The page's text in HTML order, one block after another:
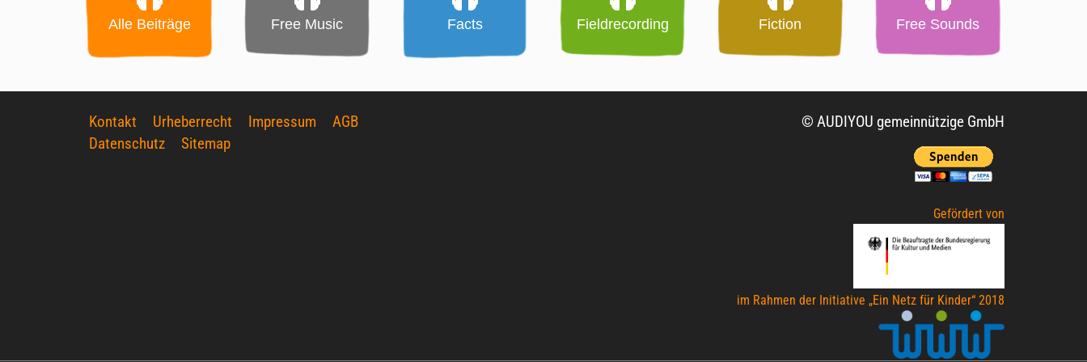
Alle Beiträge Free Music Facts Fieldrecording Fiction Free Sounds
Kontakt Urheberrecht Impressum
AGB
Datenschutz
Sitemap
© AUDIYOU gemeinnützige GmbH
Gefördert von
im Rahmen der Initiative „Ein Netz für Kinder“ 2018